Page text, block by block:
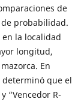
de
probabilidad.
la localidad
longitud,
En
que el
“Vencedor R-